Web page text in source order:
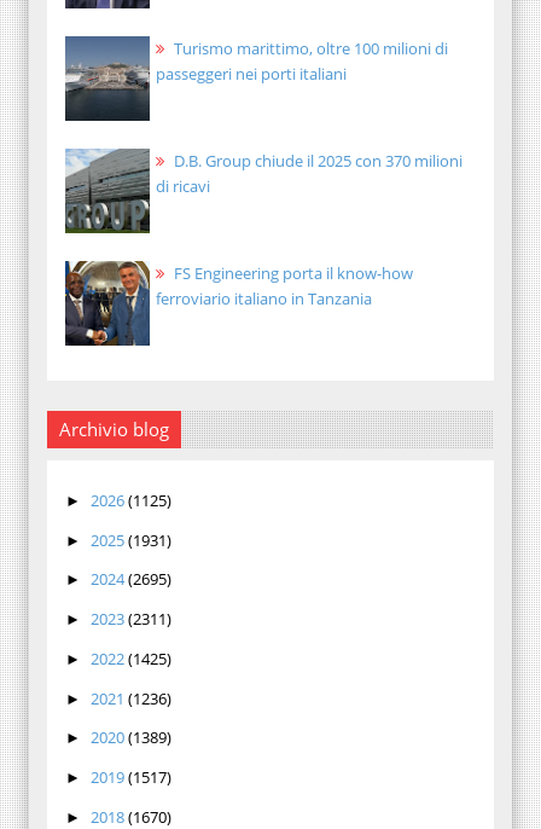
Turismo marittimo, oltre 100 milioni di
passeggeri nei porti italiani
D.B. Group chiude il 2025 con 370 milioni
di ricavi
FS Engineering porta il know-how
ferroviario italiano in Tanzania
Archivio blog
► 2026(1125)
► 2025(1931)
► 2024(2695)
► 2023(2311)
► 2022(1425)
► 2021 (1236)
► 2020(1389)
► 2019(1517)
► 2018(1670)